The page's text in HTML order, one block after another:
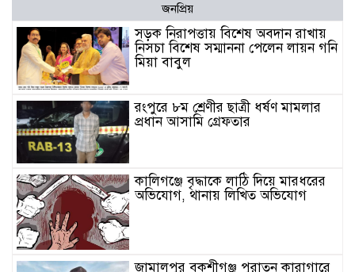
জনপ্রিয়
সড়ক নিরাপত্তায় বিশেষ অবদান রাখায়
নিসচা বিশেষ সম্মাননা পেলেন লায়ন গনি
মিয়া বাবুল
রংপুরে ৮ম শ্রেণীর ছাত্রী ধর্ষণ মামলার
প্রধান আসামি গ্রেফতার
কালিগঞ্জে বৃদ্ধাকে লাঠি দিয়ে মারধরের
অভিযোগ, থানায় লিখিত অভিযোগ
জামালপুর বকশীগঞ্জ পুরাতন কারাগারে